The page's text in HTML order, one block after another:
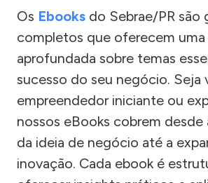
Os Ebooks do Sebrae/PR são
completos que oferecem uma
aprofundada sobre temas
sucesso do seu negócio. Seja
empreendedor iniciante ou
nossos eBooks cobrem
da ideia de negócio até a
inovação. Cada ebook é